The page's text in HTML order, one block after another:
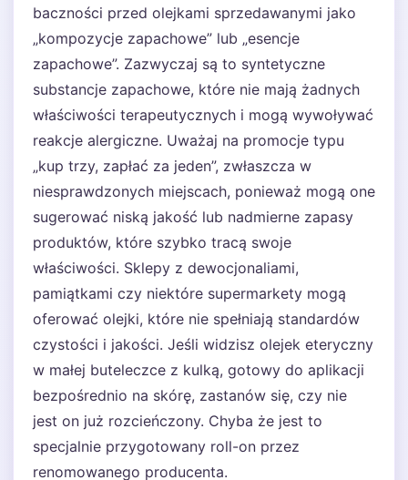
baczności przed olejkami sprzedawanymi jako
„kompozycje zapachowe” lub „esencje
zapachowe”. Zazwyczaj są to syntetyczne
substancje zapachowe, które nie mają żadnych
właściwości terapeutycznych i mogą wywoływać
reakcje alergiczne. Uważaj na promocje typu
„kup trzy, zapłać za jeden”, zwłaszcza w
niesprawdzonych miejscach, ponieważ mogą one
sugerować niską jakość lub nadmierne zapasy
produktów, które szybko tracą swoje
właściwości. Sklepy z dewocjonaliami,
pamiątkami czy niektóre supermarkety mogą
oferować olejki, które nie spełniają standardów
czystości i jakości. Jeśli widzisz olejek eteryczny
w małej buteleczce z kulką, gotowy do aplikacji
bezpośrednio na skórę, zastanów się, czy nie
jest on już rozcieńczony. Chyba że jest to
specjalnie przygotowany roll-on przez
renomowanego producenta.